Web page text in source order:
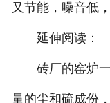
又节能，噪音低
延伸阅读：
砖厂的窑炉一
量的尘和硫成份